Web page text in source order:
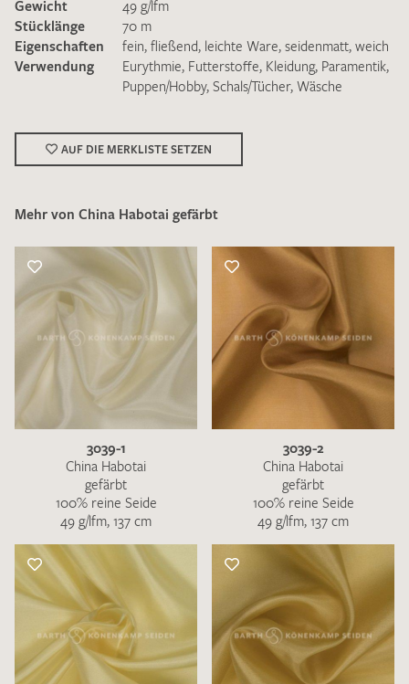
Ich bin damit einverstanden, dass meine angegebenen Daten
zur Beantwortung meiner Musteranfrage genutzt werden.
DieDatenschutzbestimmungenhabe ich zur Kenntnis
genommen und akzeptiere diese.
MUSTERANFRAGE SENDEN
Gewicht
49 g/lfm
Stücklänge
70 m
Eigenschaften
fein, fließend, leichte Ware, seidenmatt, weich
Verwendung
Eurythmie, Futterstoffe, Kleidung, Paramentik,
Puppen/Hobby, Schals/Tücher, Wäsche
AUF DIE MERKLISTE SETZEN
Mehr von China Habotai gefärbt
3039-1
China Habotai
gefärbt
100% reine Seide
49 g/lfm, 137 cm
3039-2
China Habotai
gefärbt
100% reine Seide
49 g/lfm, 137 cm